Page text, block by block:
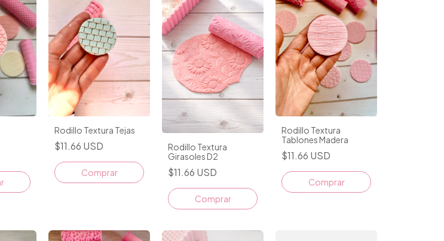
Rodillo Textura Tejas
$11.66 USD
Rodillo Textura
Girasoles D2
$11.66 USD
Rodillo Textura
Tablones Madera
$11.66 USD